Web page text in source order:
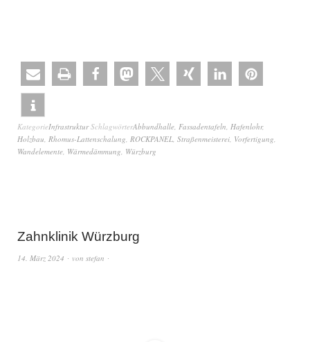
KategorieInfrastruktur SchlagwörterAbbundhalle, Fassadentafeln, Hafenlohr,
Holzbau, Rhomus-Lattenschalung, ROCKPANEL, Straßenmeisterei, Vorfertigung,
Wandelemente, Wärmedämmung, Würzburg
Zahnklinik Würzburg
14. März 2024 von stefan